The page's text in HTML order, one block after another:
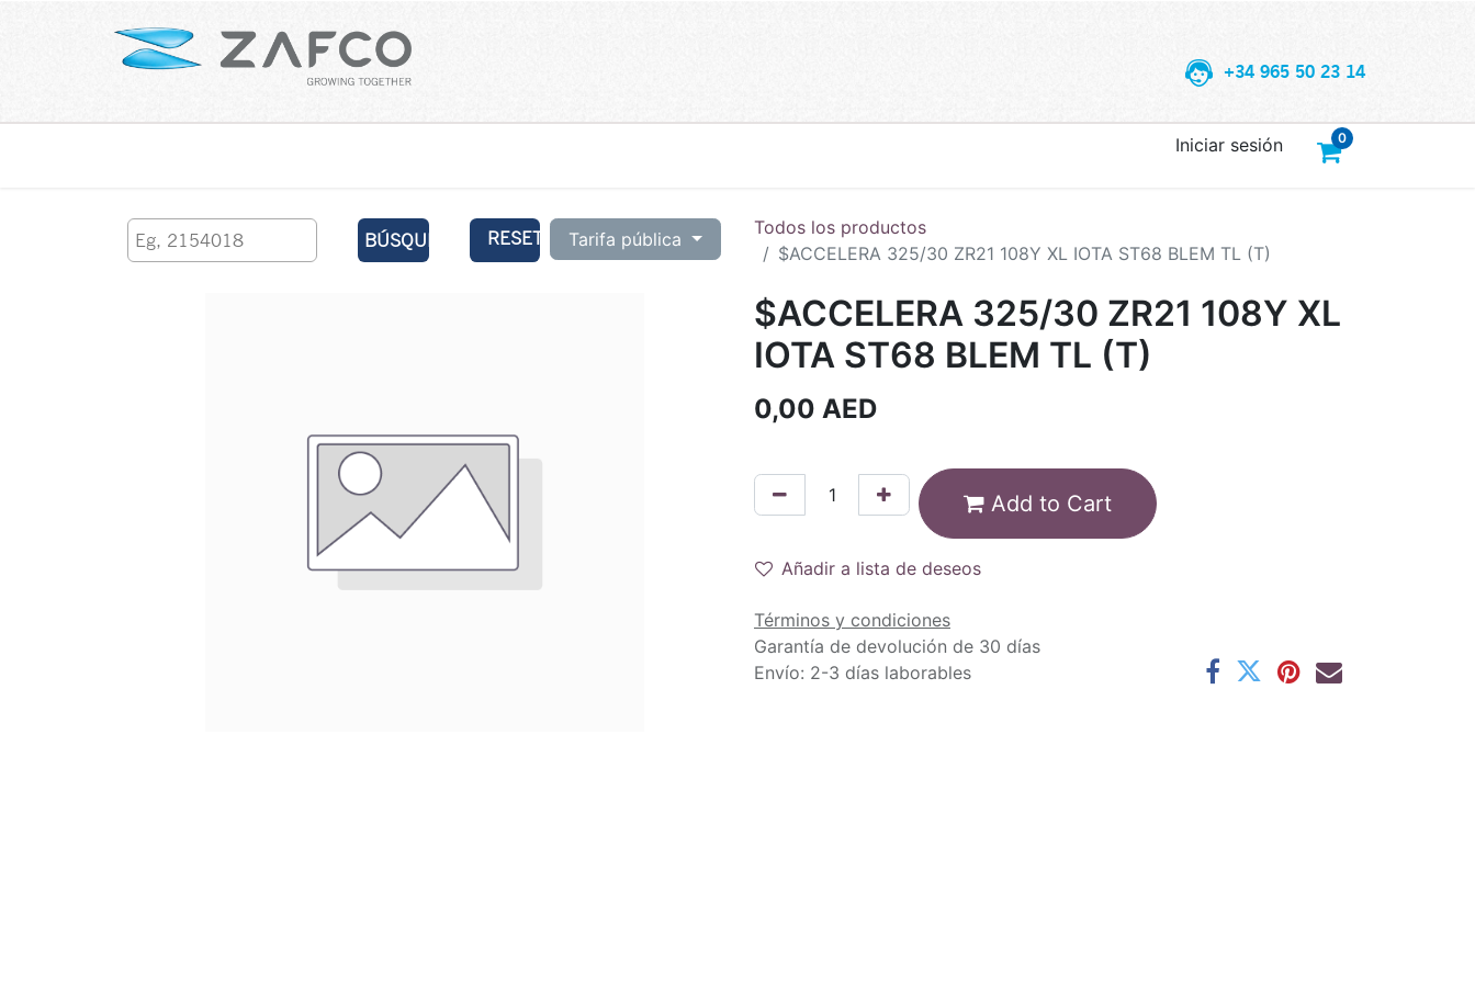
+34 965 50 23 14
0
Iniciar sesión
BÚSQUEDA RESET Tarifa pública
Todos los productos
$ACCELERA 325/30 ZR21 108Y XL IOTA ST68 BLEM TL (T)
$ACCELERA 325/30 ZR21 108Y XL
IOTA ST68 BLEM TL (T)
0,00 AED
Add to Cart
Añadir a lista de deseos
Términos y condiciones
Garantía de devolución de 30 días
Envío: 2-3 días laborables